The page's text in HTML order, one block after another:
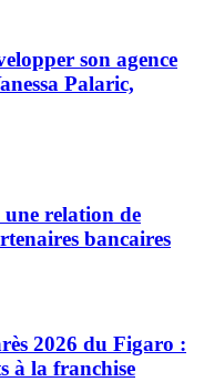
son agence
Palaric,
relation de
bancaires
2026 du Figaro :
à la franchise